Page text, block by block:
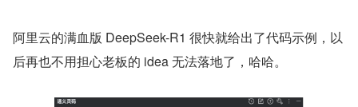
阿里云的满血版 DeepSeek-R1 很快就给出了代码示例，以
后再也不用担心老板的 idea 无法落地了，哈哈。